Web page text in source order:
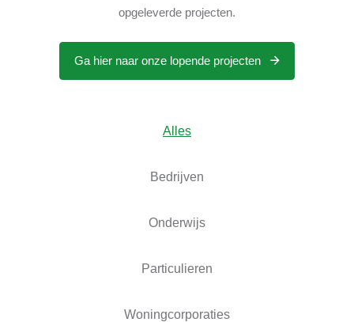
opgeleverde projecten.
Ga hier naar onze lopende projecten
Alles
Bedrijven
Onderwijs
Particulieren
Woningcorporaties